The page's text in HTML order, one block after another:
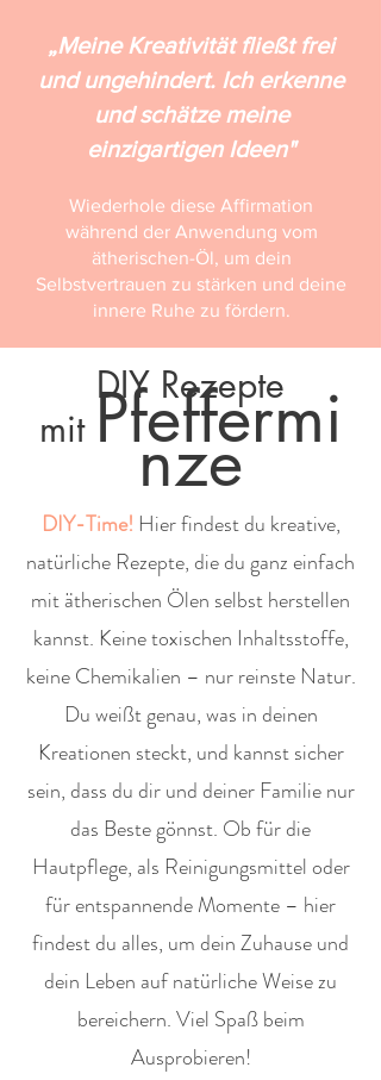
„Meine Kreativität fließt frei
und ungehindert. Ich erkenne
und schätze meine
einzigartigen Ideen"
Wiederhole diese Affirmation
während der Anwendung vom
ätherischen-Öl, um dein
Selbstvertrauen zu stärken und deine
innere Ruhe zu fördern.
DIY Rezepte
mit Pfeffermi
nze
DIY-Time! Hier findest du kreative,
natürliche Rezepte, die du ganz einfach
mit ätherischen Ölen selbst herstellen
kannst. Keine toxischen Inhaltsstoffe,
keine Chemikalien – nur reinste Natur.
Du weißt genau, was in deinen
Kreationen steckt, und kannst sicher
sein, dass du dir und deiner Familie nur
das Beste gönnst. Ob für die
Hautpflege, als Reinigungsmittel oder
für entspannende Momente – hier
findest du alles, um dein Zuhause und
dein Leben auf natürliche Weise zu
bereichern. Viel Spaß beim
Ausprobieren!